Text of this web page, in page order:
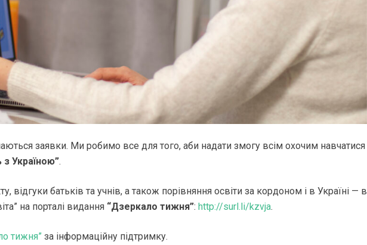
заявки. Ми робимо все для того, аби надати змогу всім охочим навчатися
Україною”.
відгуки батьків та учнів, а також порівняння освіти за кордоном і в Україні — в
на порталі видання “Дзеркало тижня”: http://surl.li/kzvja.
тижня” за інформаційну підтримку.